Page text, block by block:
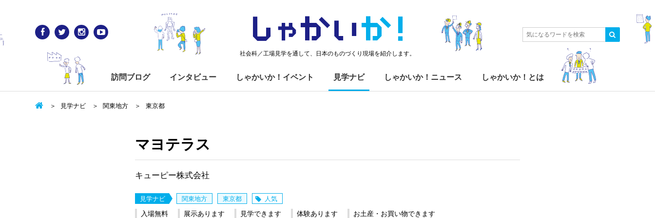
しゃかいか！
社会科／工場見学を通して、日本のものづくり現場を紹介します。
訪問ブログ インタビュー しゃかいか！イベント 見学ナビ しゃかいか！ニュース しゃかいか！とは
見学ナビ 関東地方 東京都
マヨテラス
キューピー株式会社
見学ナビ 関東地方 東京都 人気
入場無料 展示あります 見学できます 体験あります お土産・お買い物できます